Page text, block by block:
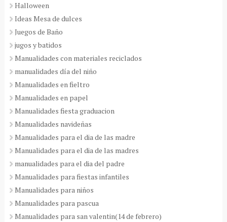
Halloween
Ideas Mesa de dulces
Juegos de Baño
jugos y batidos
Manualidades con materiales reciclados
manualidades día del niño
Manualidades en fieltro
Manualidades en papel
Manualidades fiesta graduacion
Manualidades navideñas
Manualidades para el dia de las madre
Manualidades para el dia de las madres
manualidades para el dia del padre
Manualidades para fiestas infantiles
Manualidades para niños
Manualidades para pascua
Manualidades para san valentin(14 de febrero)